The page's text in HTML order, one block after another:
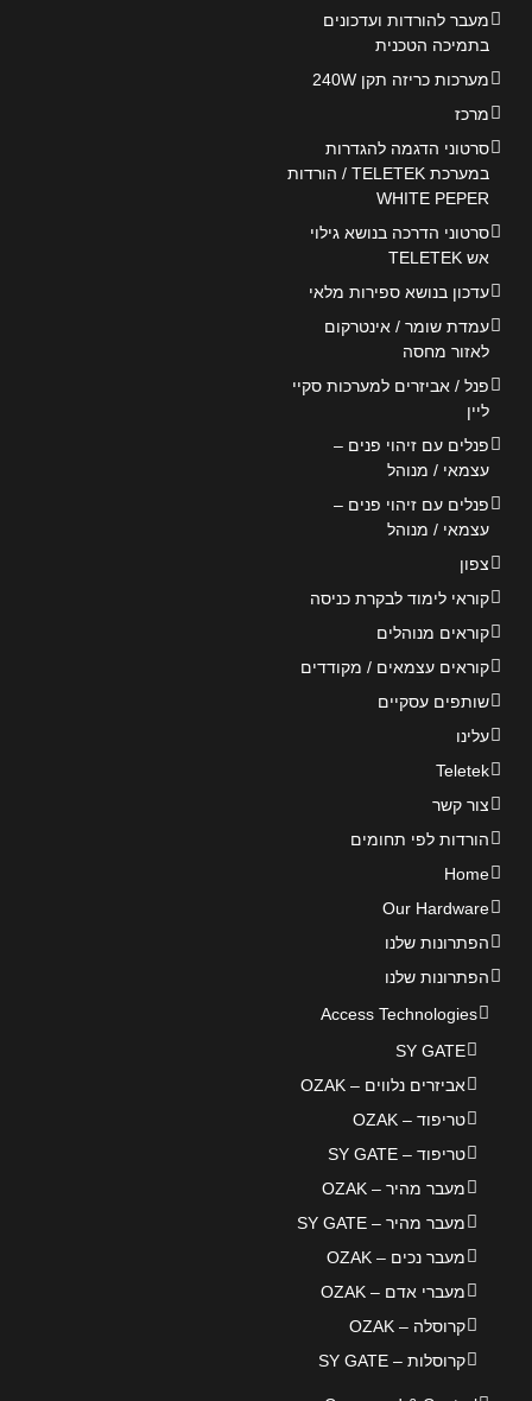
מעבר להורדות ועדכונים
בתמיכה הטכנית
מערכות כריזה תקן 240W
מרכז
סרטוני הדגמה להגדרות
במערכת TELETEK / הורדות
WHITE PEPER
סרטוני הדרכה בנושא גילוי
אש TELETEK
עדכון בנושא ספירות מלאי
עמדת שומר / אינטרקום
לאזור מחסה
פנל / אביזרים למערכות סקיי
ליין
פנלים עם זיהוי פנים –
עצמאי / מנוהל
פנלים עם זיהוי פנים –
עצמאי / מנוהל
צפון
קוראי לימוד לבקרת כניסה
קוראים מנוהלים
קוראים עצמאים / מקודדים
שותפים עסקיים
עלינו
Teletek
צור קשר
הורדות לפי תחומים
Home
Our Hardware
הפתרונות שלנו
הפתרונות שלנו
Access Technologies
SY GATE
אביזרים נלווים – OZAK
טריפוד – OZAK
טריפוד – SY GATE
מעבר מהיר – OZAK
מעבר מהיר – SY GATE
מעבר נכים – OZAK
מעברי אדם – OZAK
קרוסלה – OZAK
קרוסלות – SY GATE